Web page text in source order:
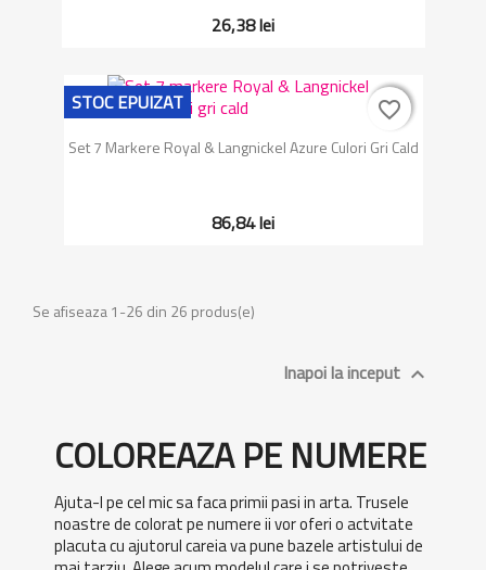
26,38 lei
Set 7 Markere Royal & Langnickel Azure Culori Gri Cald
86,84 lei
STOC EPUIZAT favorite_border
favorite_border
Se afiseaza 1-26 din 26 produs(e)
Inapoi la inceput 
COLOREAZA PE NUMERE
Ajuta-l pe cel mic sa faca primii pasi in arta. Trusele
noastre de colorat pe numere ii vor oferi o actvitate
placuta cu ajutorul careia va pune bazele artistului de